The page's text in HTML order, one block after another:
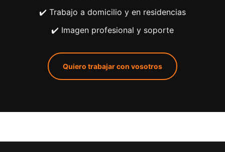
✔️ Trabajo a domicilio y en residencias
✔️ Imagen profesional y soporte
Quiero trabajar con vosotros